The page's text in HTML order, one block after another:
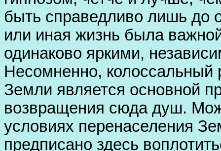
быть справедливо лишь до
или иная жизнь была
одинаково яркими,
Несомненно, колоссальный
Земли является основной
возвращения сюда душ.
условиях перенаселения
предписано здесь